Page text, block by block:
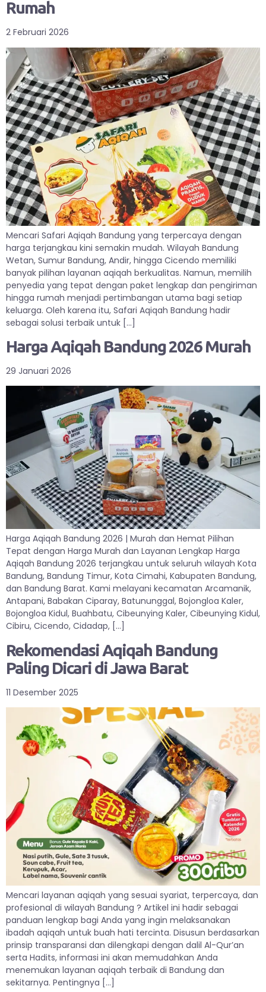
Rumah
2 Februari 2026
Mencari Safari Aqiqah Bandung yang terpercaya dengan
harga terjangkau kini semakin mudah. Wilayah Bandung
Wetan, Sumur Bandung, Andir, hingga Cicendo memiliki
banyak pilihan layanan aqiqah berkualitas. Namun, memilih
penyedia yang tepat dengan paket lengkap dan pengiriman
hingga rumah menjadi pertimbangan utama bagi setiap
keluarga. Oleh karena itu, Safari Aqiqah Bandung hadir
sebagai solusi terbaik untuk […]
Harga Aqiqah Bandung 2026 Murah
29 Januari 2026
Harga Aqiqah Bandung 2026 | Murah dan Hemat Pilihan
Tepat dengan Harga Murah dan Layanan Lengkap Harga
Aqiqah Bandung 2026 terjangkau untuk seluruh wilayah Kota
Bandung, Bandung Timur, Kota Cimahi, Kabupaten Bandung,
dan Bandung Barat. Kami melayani kecamatan Arcamanik,
Antapani, Babakan Ciparay, Batununggal, Bojongloa Kaler,
Bojongloa Kidul, Buahbatu, Cibeunying Kaler, Cibeunying Kidul,
Cibiru, Cicendo, Cidadap, […]
Rekomendasi Aqiqah Bandung
Paling Dicari di Jawa Barat
11 Desember 2025
Mencari layanan aqiqah yang sesuai syariat, terpercaya, dan
profesional di wilayah Bandung ? Artikel ini hadir sebagai
panduan lengkap bagi Anda yang ingin melaksanakan
ibadah aqiqah untuk buah hati tercinta. Disusun berdasarkan
prinsip transparansi dan dilengkapi dengan dalil Al-Qur’an
serta Hadits, informasi ini akan memudahkan Anda
menemukan layanan aqiqah terbaik di Bandung dan
sekitarnya. Pentingnya […]